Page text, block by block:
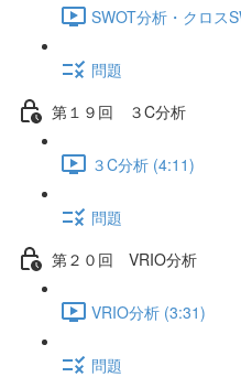
SWOT分析・クロス
問題
第１９回 ３C分析
３C分析 (4:11)
問題
第２０回 VRIO分析
VRIO分析 (3:31)
問題